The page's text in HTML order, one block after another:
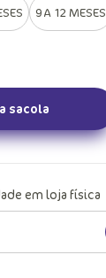
9 A 12 MESES
sacola
em loja física